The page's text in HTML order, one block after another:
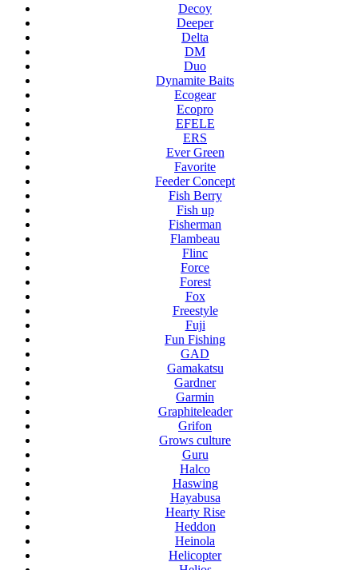
Decoy
Deeper
Delta
DM
Duo
Dynamite Baits
Ecogear
Ecopro
EFELE
ERS
Ever Green
Favorite
Feeder Concept
Fish Berry
Fish up
Fisherman
Flambeau
Flinc
Force
Forest
Fox
Freestyle
Fuji
Fun Fishing
GAD
Gamakatsu
Gardner
Garmin
Graphiteleader
Grifon
Grows culture
Guru
Halco
Haswing
Hayabusa
Hearty Rise
Heddon
Heinola
Helicopter